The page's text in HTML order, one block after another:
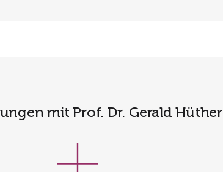
mit Prof. Dr. Gerald Hüther